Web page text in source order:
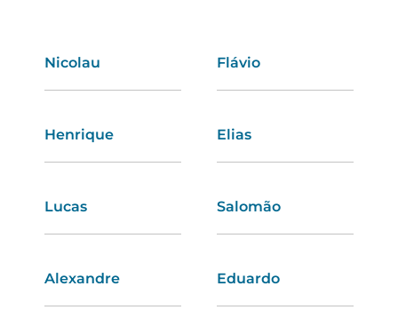
Nicolau Flávio
Henrique Elias
Lucas Salomão
Alexandre Eduardo
Irina Joana
Érica Vanessa
Carlota Flávia
Luísa Irene